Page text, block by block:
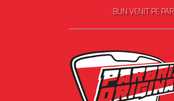
BUN VENIT PE